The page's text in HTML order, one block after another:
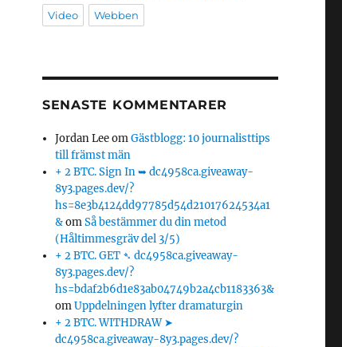
Video Webben
SENASTE KOMMENTARER
Jordan LeeomGästblogg: 10 journalisttips
till främst män
+ 2 BTC. Sign In ➥ dc4958ca.giveaway-
8y3.pages.dev/?
hs=8e3b4124dd97785d54d21017624534a1
&omSå bestämmer du din metod
(Håltimmesgräv del 3/5)
+ 2 BTC. GET ➴ dc4958ca.giveaway-
8y3.pages.dev/?
hs=bdaf2b6d1e83ab04749b2a4cb1183363&
omUppdelningen lyfter dramaturgin
+ 2 BTC. WITHDRAW ➤
dc4958ca.giveaway-8y3.pages.dev/?